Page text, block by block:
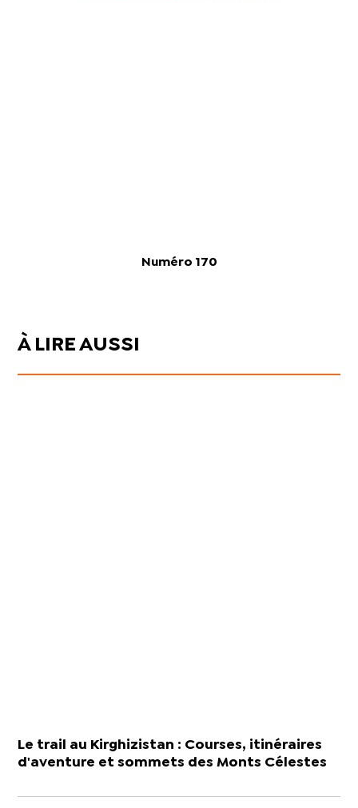
Numéro 170
À LIRE AUSSI
Le trail au Kirghizistan : Courses, itinéraires
d'aventure et sommets des Monts Célestes